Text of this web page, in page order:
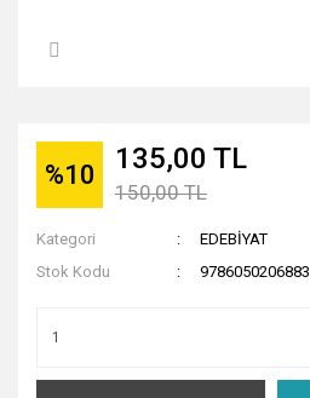
%10 135,00 TL
150,00 TL
Kategori
EDEBİYAT
Stok Kodu
9786050206883